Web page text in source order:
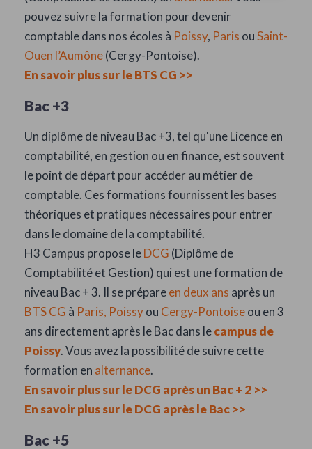
pouvez suivre la formation pour devenir
comptable dans nos écoles à Poissy, Paris ouSaint-
Ouen l’Aumône(Cergy-Pontoise).
En savoir plus sur le BTS CG >>
Bac +3
Un diplôme de niveau Bac +3, tel qu'une Licence en
comptabilité, en gestion ou en finance, est souvent
le point de départ pour accéder au métier de
comptable. Ces formations fournissent les bases
théoriques et pratiques nécessaires pour entrer
dans le domaine de la comptabilité.
H3 Campus propose leDCG (Diplôme de
Comptabilité et Gestion) qui est une formation de
niveau Bac + 3. Il se prépareen deux ans après un
BTS CG à Paris, Poissyou Cergy-Pontoiseou en 3
ans directement après le Bac dans lecampus de
Poissy. Vous avez la possibilité de suivre cette
formation en alternance.
En savoir plus sur le DCG après un Bac + 2 >>
En savoir plus sur le DCG après le Bac >>
Bac +5